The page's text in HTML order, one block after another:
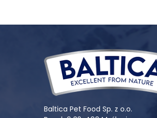
Baltica Pet Food Sp. z o.o.